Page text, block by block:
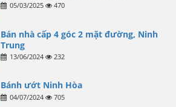
05/03/2025 470
Bán nhà cấp 4 góc 2 mặt đường, Ninh
Trung
13/06/2024 232
Bánh ướt Ninh Hòa
04/07/2024 705